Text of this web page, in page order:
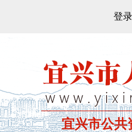
登录
宜兴市公共